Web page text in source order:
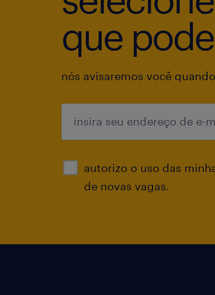
que
nós avisaremos você
autorizo o uso das
de novas vagas.
enviar